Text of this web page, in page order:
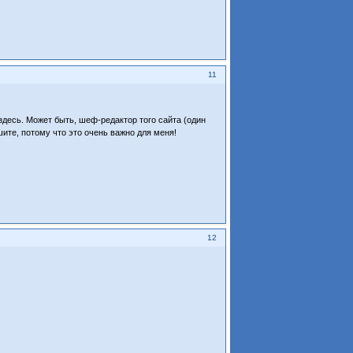
11
Может быть, шеф-редактор того сайта (один
потому что это очень важно для меня!
12